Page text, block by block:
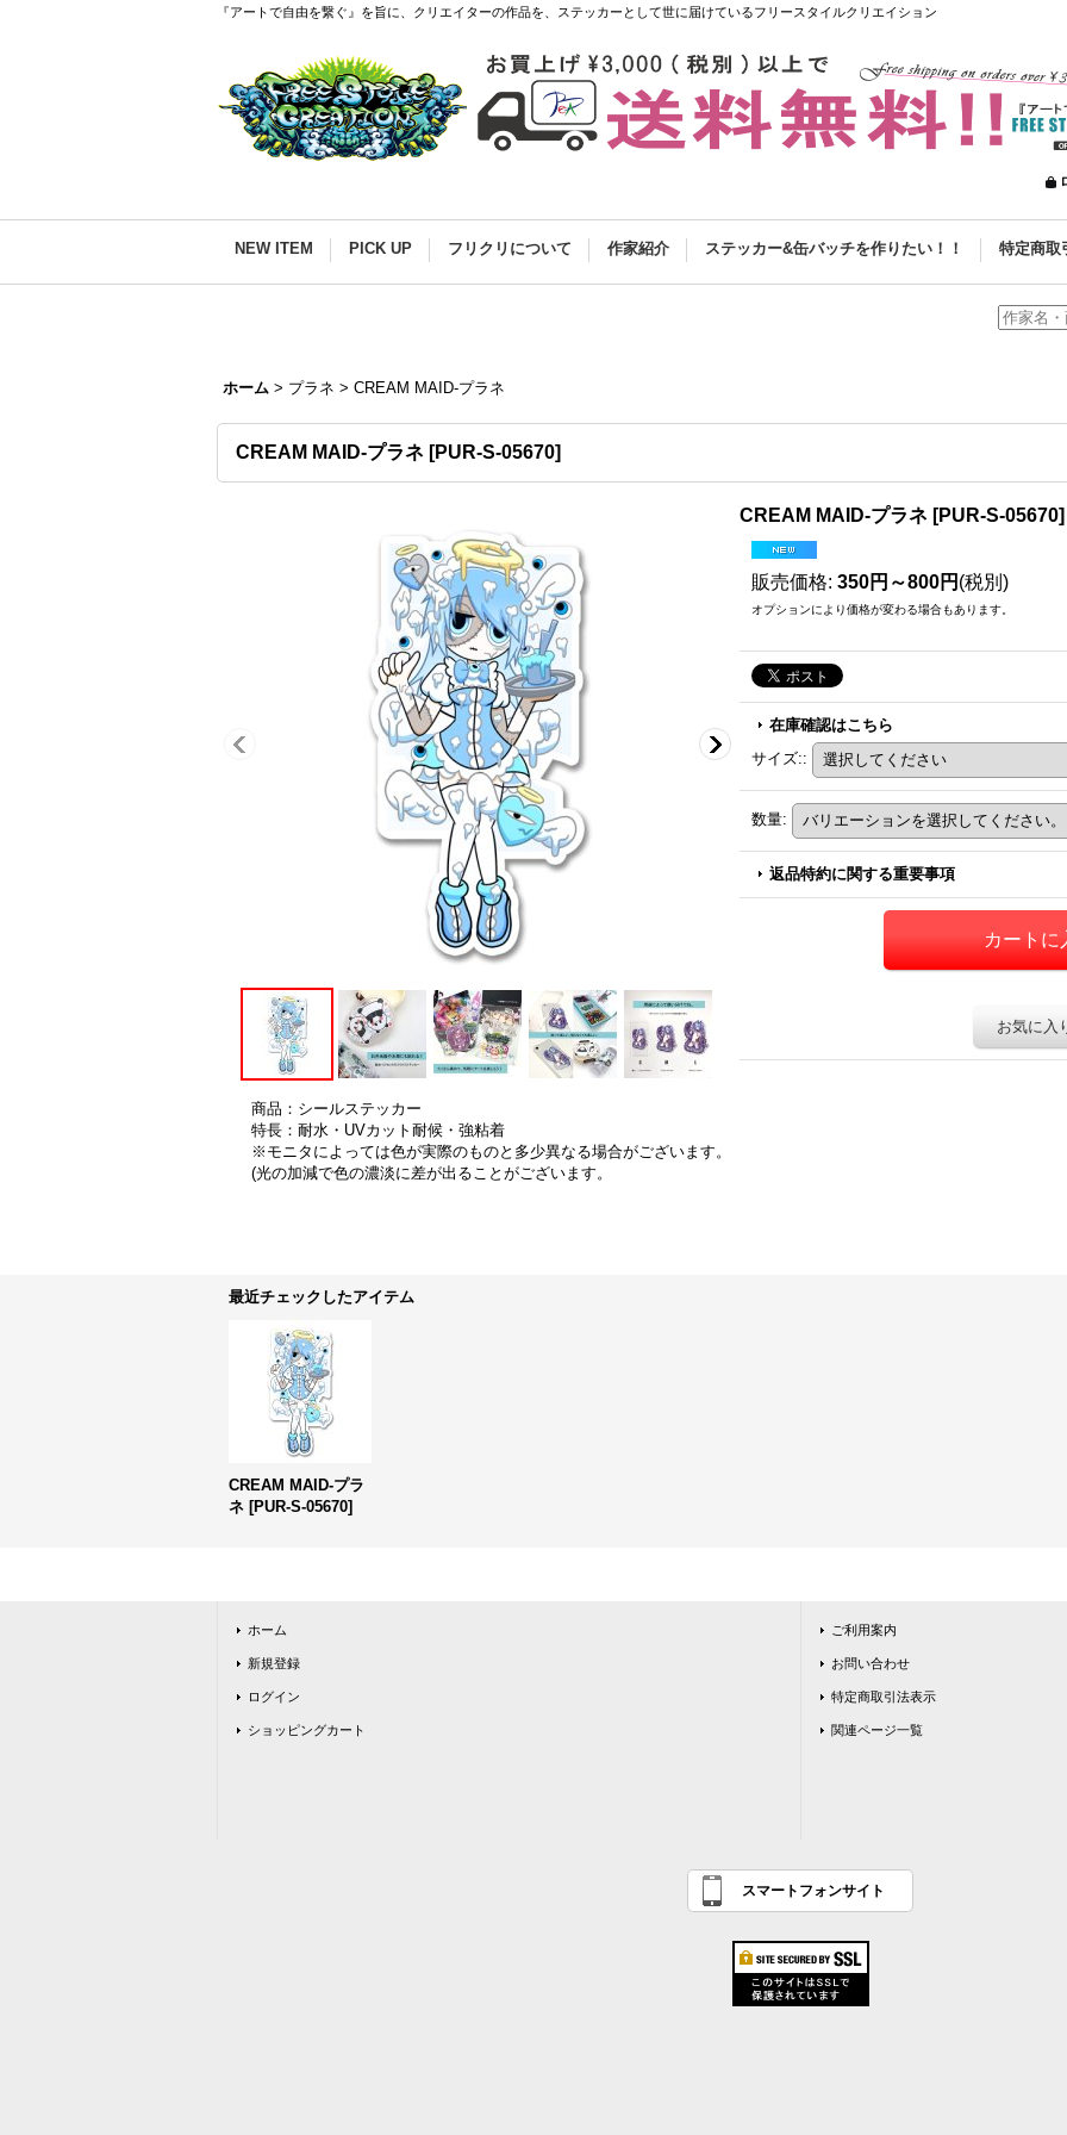
『アートで自由を繋ぐ』を旨に、クリエイターの作品を、ステッカーとして世に届けているフリースタイルクリエイション
NEW ITEM PICK UP フリクリについて 作家紹介 ステッカー&缶バッチを作りたい！！ 特定商取
ホーム > プラネ > CREAM MAID-プラネ
CREAM MAID-プラネ [PUR-S-05670]
CREAM MAID-プラネ [PUR-S-05670]
販売価格: 350円～800円 (税別)
オプションにより価格が変わる場合もあります。
在庫確認はこちら
サイズ::
数量:
返品特約に関する重要事項
お気に入
商品：シールステッカー
特長：耐水・UVカット耐候・強粘着
※モニタによっては色が実際のものと多少異なる場合がございます。
(光の加減で色の濃淡に差が出ることがございます。
最近チェックしたアイテム
CREAM MAID-プラ
ネ [PUR-S-05670]
ホーム
新規登録
ログイン
ショッピングカート
ご利用案内
お問い合わせ
特定商取引法表示
関連ページ一覧
スマートフォンサイト